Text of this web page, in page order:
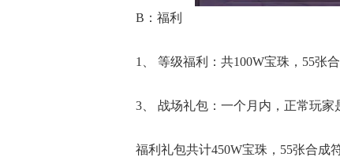
B：福利
1、 等级福利：共100W宝珠，55张
3、 战场礼包：一个月内，正常玩家
福利礼包共计450W宝珠，55张合成